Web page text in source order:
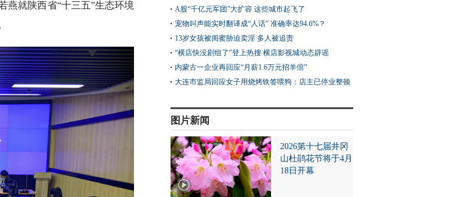
燕就陕西省“十三五”生态环境
A股“千亿元军团”大扩容 这些城市起飞了
宠物叫声能实时翻译成“人话” 准确率达94.6%？
13岁女孩被闺蜜胁迫卖淫 多人被追责
“横店快没剧组了”登上热搜 横店影视城动态辟谣
内蒙古一企业再回应“月薪1.6万元招羊倌”
大连市监局回应女子用烧烤铁签喂狗：店主已停业整顿
图片新闻
2026第十七届井冈
山杜鹃花节将于4月
18日开幕